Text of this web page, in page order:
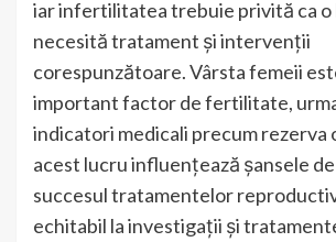
iar infertilitatea trebuie privită ca o
necesită tratament și intervenții
corespunzătoare. Vârsta femeii
important factor de fertilitate,
indicatori medicali precum rezerva
acest lucru influențează șansele
succesul tratamentelor
echitabil la investigații și